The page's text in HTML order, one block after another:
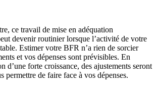
ce travail de mise en adéquation
devenir routinier lorsque l’activité de votre
Estimer votre BFR n’a rien de sorcier
et vos dépenses sont prévisibles. En
d’une forte croissance, des ajustements seront
permettre de faire face à vos dépenses.